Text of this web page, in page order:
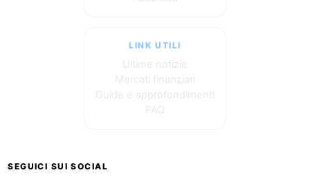
LINK UTILI
Ultime notizie
Mercati finanziari
Guide e approfondimenti
FAQ
SEGUICI SUI SOCIAL